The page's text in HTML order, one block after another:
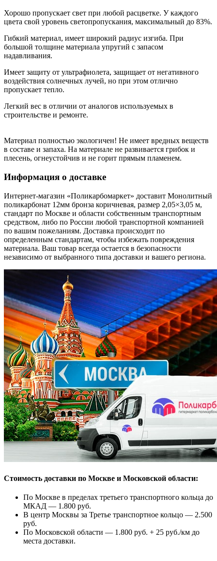
Хорошо пропускает свет при любой расцветке. У каждого
цвета свой уровень светопропускания, максимальный до 83%.
Гибкий материал, имеет широкий радиус изгиба. При
большой толщине материала упругий с запасом
надавливания.
Имеет защиту от ультрафиолета, защищает от негативного
воздействия солнечных лучей, но при этом отлично
пропускает тепло.
Легкий вес в отличии от аналогов используемых в
строительстве и ремонте.
Материал полностью экологичен! Не имеет вредных веществ
в составе и запаха. На материале не развивается грибок и
плесень, огнеустойчив и не горит прямым пламенем.
Информация о доставке
Интернет-магазин «Поликарбомаркет» доставит Монолитный
поликарбонат 12мм бронза коричневая, размер 2,05×3,05 м,
стандарт по Москве и области собственным транспортным
средством, либо по России любой транспортной компанией
по вашим пожеланиям. Доставка происходит по
определенным стандартам, чтобы избежать повреждения
материала. Ваш товар всегда остается в безопасности
независимо от выбранного типа доставки и вашего региона.
Стоимость доставки по Москве и Московской области:
По Москве в пределах третьего транспортного кольца до
МКАД — 1.800 руб.
В центр Москвы за Третье транспортное кольцо — 2.500
руб.
По Московской области — 1.800 руб. + 25 руб./км до
места доставки.